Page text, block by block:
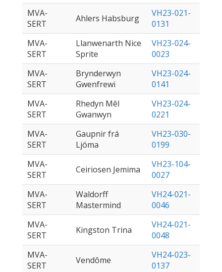
MVA-
SERT
Ahlers Habsburg
VH23-021-
0131
MVA-
SERT
Llanwenarth Nice
Sprite
VH23-024-
0023
MVA-
SERT
Brynderwyn
Gwenfrewi
VH23-024-
0141
MVA-
SERT
Rhedyn Mêl
Gwanwyn
VH23-024-
0221
MVA-
SERT
Gaupnir frá
Ljóma
VH23-030-
0199
MVA-
SERT
Ceiriosen Jemima
VH23-104-
0027
MVA-
SERT
Waldorff
Mastermind
VH24-021-
0046
MVA-
SERT
Kingston Trina
VH24-021-
0048
MVA-
SERT
Vendôme
VH24-023-
0137